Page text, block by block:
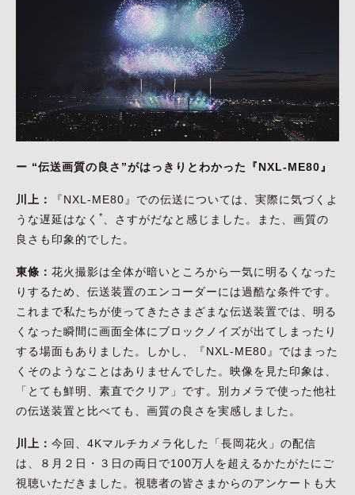
ー “伝送画質の良さ”がはっきりとわかった『NXL-ME80』
川上：
『NXL-ME80』での伝送については、実際に気づくよ
うな遅延はなく *
、さすがだなと感じました。また、画質の
良さも印象的でした。
東條： 花火撮影は全体が暗いところから一気に明るくなった
りするため、伝送装置のエンコーダーには過酷な条件です。
これまで私たちが使ってきたさまざまな伝送装置では、明る
くなった瞬間に画面全体にブロックノイズが出てしまったり
する場面もありました。しかし、『NXL-ME80』ではまった
くそのようなことはありませんでした。映像を見た印象は、
「とても鮮明、素直でクリア」です。別カメラで使った他社
の伝送装置と比べても、画質の良さを実感しました。
川上： 今回、4Kマルチカメラ化した「長岡花火」の配信
は、８月２日・３日の両日で100万人を超えるかたがたにご
視聴いただきました。視聴者の皆さまからのアンケートも大